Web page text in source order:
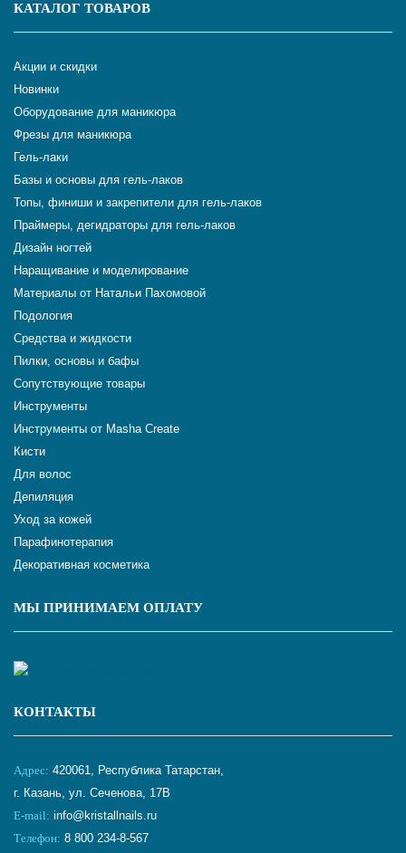
КАТАЛОГ ТОВАРОВ
Акции и скидки
Новинки
Оборудование для маникюра
Фрезы для маникюра
Гель-лаки
Базы и основы для гель-лаков
Топы, финиши и закрепители для гель-лаков
Праймеры, дегидраторы для гель-лаков
Дизайн ногтей
Наращивание и моделирование
Материалы от Натальи Пахомовой
Подология
Средства и жидкости
Пилки, основы и бафы
Сопутствующие товары
Инструменты
Инструменты от Masha Create
Кисти
Для волос
Депиляция
Уход за кожей
Парафинотерапия
Декоративная косметика
МЫ ПРИНИМАЕМ ОПЛАТУ
КОНТАКТЫ
Адрес: 420061, Республика Татарстан,
г. Казань, ул. Сеченова, 17В
E-mail: info@kristallnails.ru
Телефон: 8 800 234-8-567